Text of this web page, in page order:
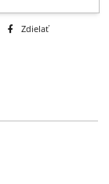
je: 10.08.2026